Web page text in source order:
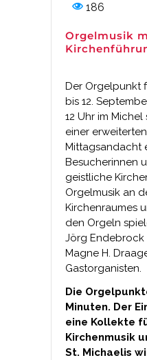
186
Orgelmusik
Der Orgelpunkt
bis 12.
12 Uhr im Michel
einer
Mittagsandacht
Besucherinnen
geistliche
Orgelmusik an
Kirchenraumes
den Orgeln
Jörg
Magne H.
Gastorganisten.
Die
Minuten. Der
eine Kollekte
Kirchenmusik
St. Michaelis